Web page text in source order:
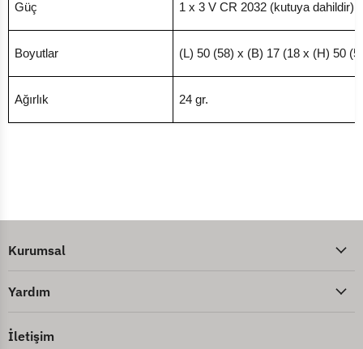
Güç 1 x 3 V CR 2032 (kutuya dahildir)
Boyutlar (L) 50 (58) x (B) 17 (18 x (H) 50
Ağırlık 24 gr.
Kurumsal
Yardım
İletişim